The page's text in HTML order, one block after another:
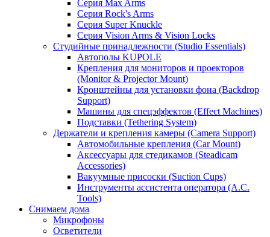
Серия Max Arms
Серия Rock's Arms
Серия Super Knuckle
Серия Vision Arms & Vision Locks
Студийные принадлежности (Studio Essentials)
Автополы KUPOLE
Крепления для мониторов и проекторов
(Monitor & Projector Mount)
Кронштейны для установки фона (Backdrop
Support)
Машины для спецэффектов (Effect Machines)
Подставки (Tethering System)
Держатели и крепления камеры (Camera Support)
Автомобильные крепления (Car Mount)
Аксессуары для стедикамов (Steadicam
Accessories)
Вакуумные присоски (Suction Cups)
Инструменты ассистента оператора (A.C.
Tools)
Снимаем дома
Микрофоны
Осветители